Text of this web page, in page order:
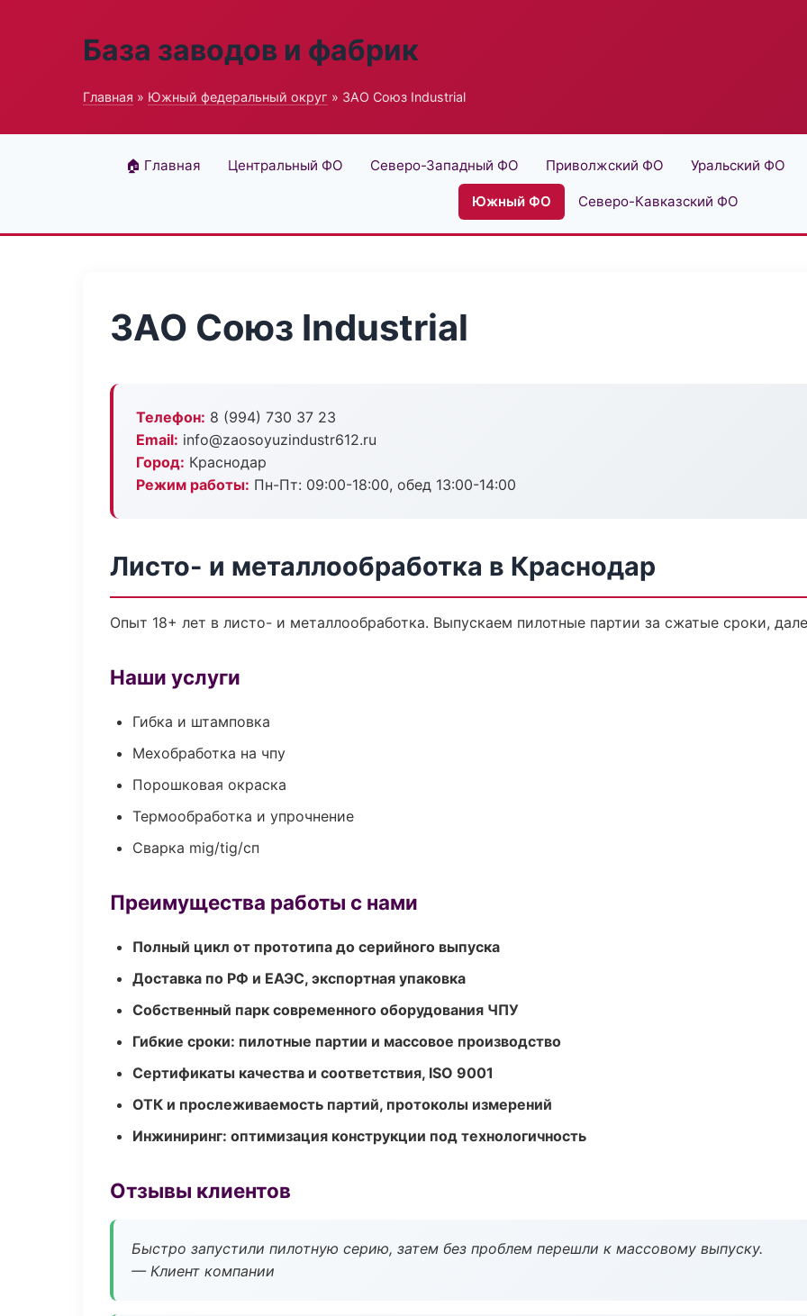
База заводов и фабрик
Главная » Южный федеральный округ » ЗАО Союз Industrial
🏠 Главная Центральный ФО Северо-Западный ФО Приволжский ФО Уральский ФО
Южный ФО Северо-Кавказский ФО
ЗАО Союз Industrial
Телефон: 8 (994) 730 37 23
Email: info@zaosoyuzindustr612.ru
Город: Краснодар
Режим работы: Пн-Пт: 09:00-18:00, обед 13:00-14:00
Листо- и металлообработка в Краснодар
Опыт 18+ лет в листо- и металлообработка. Выпускаем пилотные партии за сжатые сроки,
Наши услуги
Гибка и штамповка
Мехобработка на чпу
Порошковая окраска
Термообработка и упрочнение
Сварка mig/tig/сп
Преимущества работы с нами
Полный цикл от прототипа до серийного выпуска
Доставка по РФ и ЕАЭС, экспортная упаковка
Собственный парк современного оборудования ЧПУ
Гибкие сроки: пилотные партии и массовое производство
Сертификаты качества и соответствия, ISO 9001
ОТК и прослеживаемость партий, протоколы измерений
Инжиниринг: оптимизация конструкции под технологичность
Отзывы клиентов
Быстро запустили пилотную серию, затем без проблем перешли к массовому выпуску.
— Клиент компании